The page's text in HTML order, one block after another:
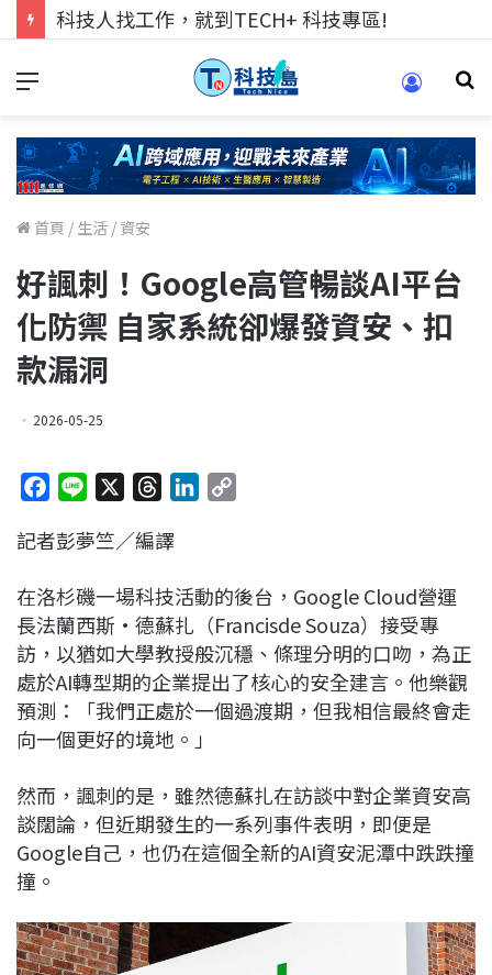
科技人找工作，就到TECH+ 科技專區!
首頁 / 生活 / 資安
好諷刺！Google高管暢談AI平台
化防禦 自家系統卻爆發資安、扣
款漏洞
2026-05-25
c
b
o
o
k
n
r
a
d
s
e
d
I
n
L
i
n
k
記者彭夢竺／編譯
在洛杉磯一場科技活動的後台，Google Cloud營運
長法蘭西斯·德蘇扎（Francisde Souza）接受專
訪，以猶如大學教授般沉穩、條理分明的口吻，為正
處於AI轉型期的企業提出了核心的安全建言。他樂觀
預測：「我們正處於一個過渡期，但我相信最終會走
向一個更好的境地。」
然而，諷刺的是，雖然德蘇扎在訪談中對企業資安高
談闊論，但近期發生的一系列事件表明，即便是
Google自己，也仍在這個全新的AI資安泥潭中跌跌撞
撞。